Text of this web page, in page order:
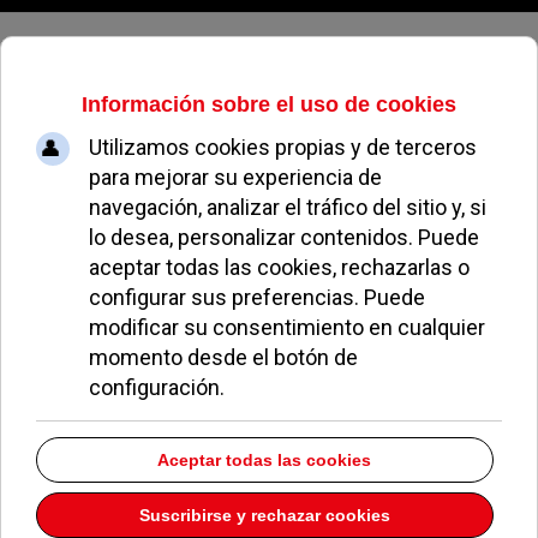
Lunes, 10 de agosto de 2026
Adolfo Moreno irá el número 30 de
la lista de Ciudadanos al Congreso
por Madrid
REDACCIÓN / BBM GENTE EN POZUELO 27 MARZO 2019